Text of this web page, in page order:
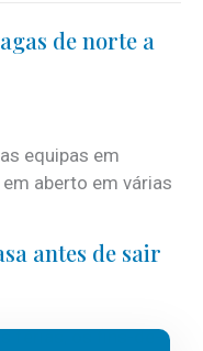
de norte a
equipas em
aberto em várias
antes de sair
férias, os fins-de-